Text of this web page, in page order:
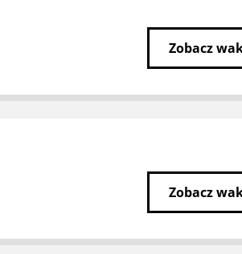
Zobacz
Zobacz